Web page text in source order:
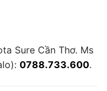
Sure Cần Thơ. Ms
0788.733.600.